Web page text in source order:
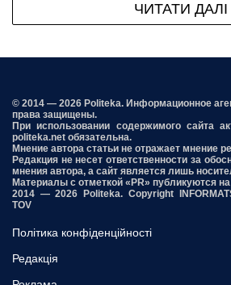
ЧИТАТИ ДАЛІ
© 2014 — 2026 Politeka. Информационное
права защищены.
При использовании содержимого сайта
politeka.net обязательна.
Мнение автора статьи не отражает мнение
Редакция не несет ответственности за
мнения автора, а сайт является лишь
Материалы с отметкой «PR» публикуются
2014 — 2026 Politeka. Copyright
TOV
Політика конфіденційності
Редакція